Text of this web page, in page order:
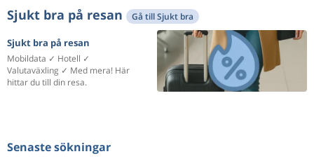
Senaste sökningar
Sjukt bra på resan Gå till Sjukt bra
Sjukt bra på resan
Mobildata ✓ Hotell ✓
Valutaväxling ✓ Med mera! Här
hittar du till din resa.